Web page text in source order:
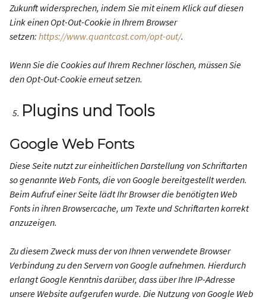
Zukunft widersprechen, indem Sie mit einem Klick auf diesen
Link einen Opt-Out-Cookie in Ihrem Browser
setzen: https://www.quantcast.com/opt-out/.
Wenn Sie die Cookies auf Ihrem Rechner löschen, müssen Sie
den Opt-Out-Cookie erneut setzen.
Plugins und Tools
Google Web Fonts
Diese Seite nutzt zur einheitlichen Darstellung von Schriftarten
so genannte Web Fonts, die von Google bereitgestellt werden.
Beim Aufruf einer Seite lädt Ihr Browser die benötigten Web
Fonts in ihren Browsercache, um Texte und Schriftarten korrekt
anzuzeigen.
Zu diesem Zweck muss der von Ihnen verwendete Browser
Verbindung zu den Servern von Google aufnehmen. Hierdurch
erlangt Google Kenntnis darüber, dass über Ihre IP-Adresse
unsere Website aufgerufen wurde. Die Nutzung von Google Web